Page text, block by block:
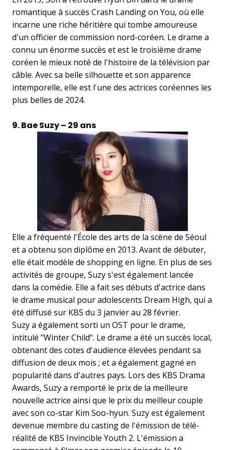
romantique à succès Crash Landing on You, où elle
incarne une riche héritière qui tombe amoureuse
d'un officier de commission nord-coréen. Le drame a
connu un énorme succès et est le troisième drame
coréen le mieux noté de l'histoire de la télévision par
câble. Avec sa belle silhouette et son apparence
intemporelle, elle est l'une des actrices coréennes les
plus belles de 2024.
9. Bae Suzy – 29 ans
Elle a fréquenté l'École des arts de la scène de Séoul
et a obtenu son diplôme en 2013. Avant de débuter,
elle était modèle de shopping en ligne. En plus de ses
activités de groupe, Suzy s'est également lancée
dans la comédie. Elle a fait ses débuts d'actrice dans
le drame musical pour adolescents Dream High, qui a
été diffusé sur KBS du 3 janvier au 28 février.
Suzy a également sorti un OST pour le drame,
intitulé "Winter Child". Le drame a été un succès local,
obtenant des cotes d'audience élevées pendant sa
diffusion de deux mois ; et a également gagné en
popularité dans d'autres pays. Lors des KBS Drama
Awards, Suzy a remporté le prix de la meilleure
nouvelle actrice ainsi que le prix du meilleur couple
avec son co-star Kim Soo-hyun. Suzy est également
devenue membre du casting de l'émission de télé-
réalité de KBS Invincible Youth 2. L'émission a